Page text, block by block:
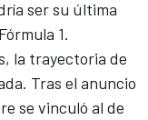
ser su última
Fórmula 1.
la trayectoria de
Tras el anuncio
se vinculó al de